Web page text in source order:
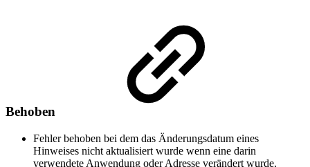
Behoben
Fehler behoben bei dem das Änderungsdatum eines
Hinweises nicht aktualisiert wurde wenn eine darin
verwendete Anwendung oder Adresse verändert wurde.